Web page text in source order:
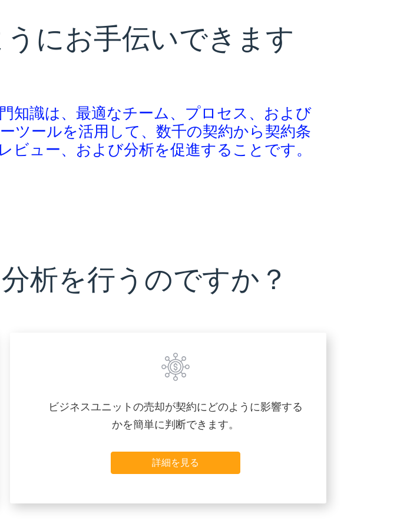
うにお手伝いできます
知識は、最適なチーム、プロセス、および
ツールを活用して、数千の契約から契約条
ビュー、および分析を促進することです。
析を行うのですか？
ビジネスユニットの売却が契約にどのように影響する
かを簡単に判断できます。
詳細を見る